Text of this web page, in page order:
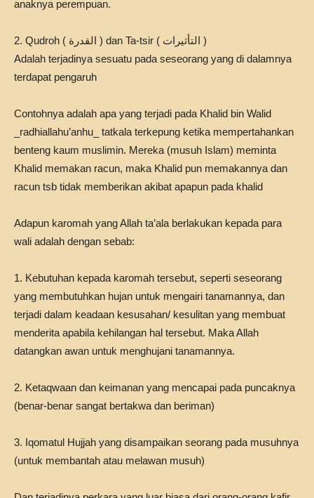
anaknya perempuan.
2. Qudroh ( القدرة ) dan Ta-tsir ( التأثيرات )
Adalah terjadinya sesuatu pada seseorang yang di dalamnya
terdapat pengaruh
Contohnya adalah apa yang terjadi pada Khalid bin Walid
_radhiallahu’anhu_ tatkala terkepung ketika mempertahankan
benteng kaum muslimin. Mereka (musuh Islam) meminta
Khalid memakan racun, maka Khalid pun memakannya dan
racun tsb tidak memberikan akibat apapun pada khalid
Adapun karomah yang Allah ta’ala berlakukan kepada para
wali adalah dengan sebab:
1. Kebutuhan kepada karomah tersebut, seperti seseorang
yang membutuhkan hujan untuk mengairi tanamannya, dan
terjadi dalam keadaan kesusahan/ kesulitan yang membuat
menderita apabila kehilangan hal tersebut. Maka Allah
datangkan awan untuk menghujani tanamannya.
2. Ketaqwaan dan keimanan yang mencapai pada puncaknya
(benar-benar sangat bertakwa dan beriman)
3. Iqomatul Hujjah yang disampaikan seorang pada musuhnya
(untuk membantah atau melawan musuh)